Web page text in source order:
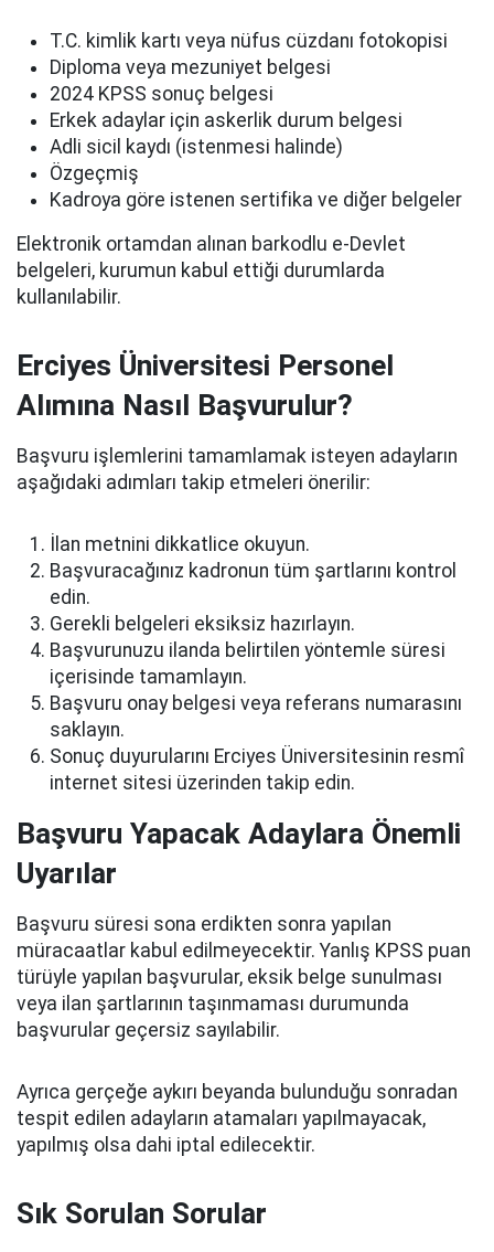
T.C. kimlik kartı veya nüfus cüzdanı fotokopisi
Diploma veya mezuniyet belgesi
2024 KPSS sonuç belgesi
Erkek adaylar için askerlik durum belgesi
Adli sicil kaydı (istenmesi halinde)
Özgeçmiş
Kadroya göre istenen sertifika ve diğer belgeler
Elektronik ortamdan alınan barkodlu e-Devlet
belgeleri, kurumun kabul ettiği durumlarda
kullanılabilir.
Erciyes Üniversitesi Personel
Alımına Nasıl Başvurulur?
Başvuru işlemlerini tamamlamak isteyen adayların
aşağıdaki adımları takip etmeleri önerilir:
İlan metnini dikkatlice okuyun.
Başvuracağınız kadronun tüm şartlarını kontrol
edin.
Gerekli belgeleri eksiksiz hazırlayın.
Başvurunuzu ilanda belirtilen yöntemle süresi
içerisinde tamamlayın.
Başvuru onay belgesi veya referans numarasını
saklayın.
Sonuç duyurularını Erciyes Üniversitesinin resmî
internet sitesi üzerinden takip edin.
Başvuru Yapacak Adaylara Önemli
Uyarılar
Başvuru süresi sona erdikten sonra yapılan
müracaatlar kabul edilmeyecektir. Yanlış KPSS puan
türüyle yapılan başvurular, eksik belge sunulması
veya ilan şartlarının taşınmaması durumunda
başvurular geçersiz sayılabilir.
Ayrıca gerçeğe aykırı beyanda bulunduğu sonradan
tespit edilen adayların atamaları yapılmayacak,
yapılmış olsa dahi iptal edilecektir.
Sık Sorulan Sorular